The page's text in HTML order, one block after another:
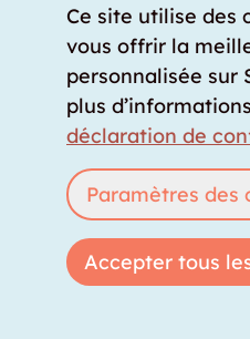
l'emplacement concret du
Ce prix moyen a été
par la fédération
FEDESSA.
Location de box
points à vérifier
votre garde-
Choisissez un garde-
climat optimal :
Ce site utilise des
vous offrir la
personnalisée sur
plus
déclaration de
Paramètres des
Accepter tous